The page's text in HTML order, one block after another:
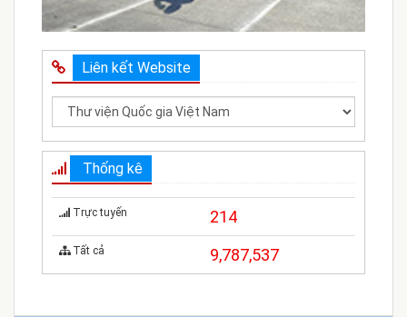
Liên kết Website
Thống kê
Trực tuyến 214
Tất cả 9,787,537